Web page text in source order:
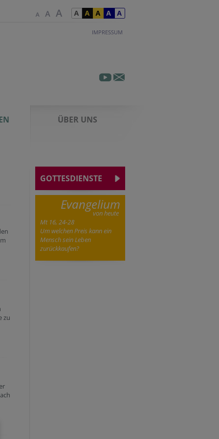
IMPRESSUM
ÜBER UNS
zu
GOTTESDIENSTE
Evangelium
von heute
Mt 16, 24-28
Um welchen Preis kann ein
Mensch sein Leben
zurückkaufen?